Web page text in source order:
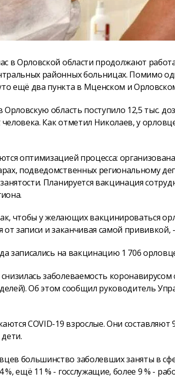
в Орловской области продолжают
районных больницах. Помимо
ещё два пункта в Мценском и
область поступило 12,5 тыс.
человека. Как отметил Николаев, у
оптимизацией процесса:
подведомственных региональному
Планируется вакцинация
чтобы у желающих вакцинироваться
от записи и заканчивая самой
записались на вакцинацию 1 706
заболеваемость
Об этом сообщил руководитель
COVID-19 взрослые. Они составляют
большинство заболевших заняты в
%, ещё 11 % - госслужащие, более 9 % -